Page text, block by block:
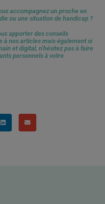
accompagnez un proche en
ou une situation de handicap ?
apporter des conseils
à nos articles mais également si
et digital, n’hésitez pas à faire
personnels à votre